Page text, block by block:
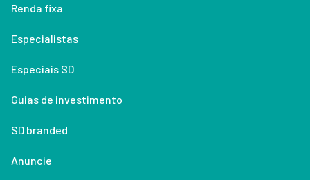
Renda fixa
Especialistas
Especiais SD
Guias de investimento
SD branded
Anuncie